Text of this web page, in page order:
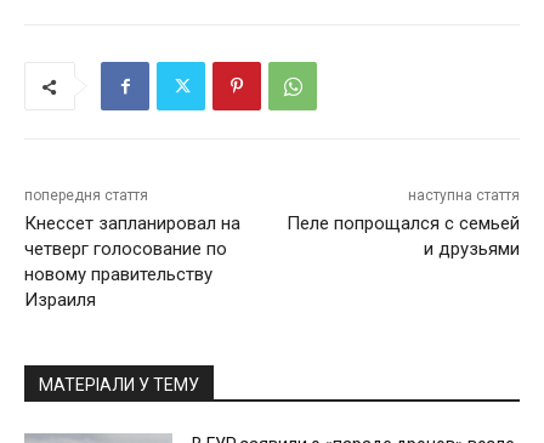
попередня стаття
Кнессет запланировал на
четверг голосование по
новому правительству
Израиля
наступна стаття
Пеле попрощался с семьей
и друзьями
МАТЕРІАЛИ У ТЕМУ